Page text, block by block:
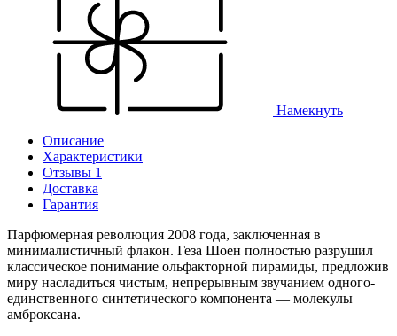
Намекнуть
Описание
Характеристики
Отзывы 1
Доставка
Гарантия
Парфюмерная революция 2008 года, заключенная в
минималистичный флакон. Геза Шоен полностью разрушил
классическое понимание ольфакторной пирамиды, предложив
миру насладиться чистым, непрерывным звучанием одного-
единственного синтетического компонента — молекулы
амброксана.